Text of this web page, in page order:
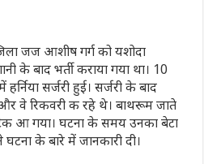
जज आशीष गर्ग को यशोदा
के बाद भर्ती कराया गया था। 10
सर्जरी हुई। सर्जरी के बाद
वे रिकवरी क रहे थे। बाथरूम जाते
आ गया। घटना के समय उनका बेटा
के बारे में जानकारी दी।